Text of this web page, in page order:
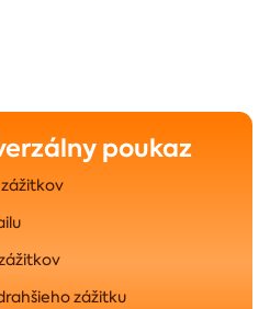
poukaz
zážitku